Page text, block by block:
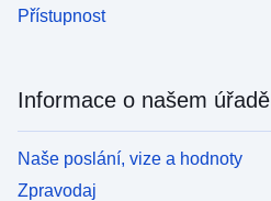
Přístupnost
Informace o našem úřadě
Naše poslání, vize a hodnoty
Zpravodaj